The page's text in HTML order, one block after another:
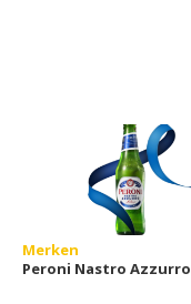
Merken
Peroni Nastro Azzurro